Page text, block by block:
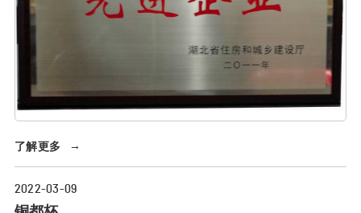
了解更多 →
2022-03-09